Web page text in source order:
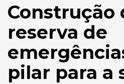
Construção
reserva de
pilar para a